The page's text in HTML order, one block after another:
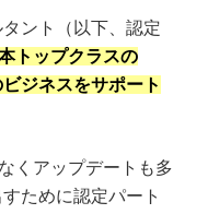
ント（以下、認定
トップクラスの
ジネスをサポート
くアップデートも多
ために認定パート